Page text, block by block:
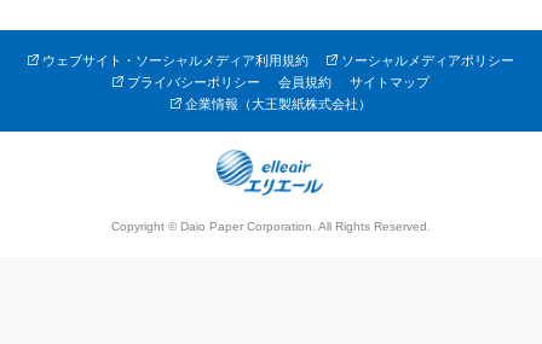
ウェブサイト・ソーシャルメディア利用規約
ソーシャルメディアポリシー
プライバシーポリシー
会員規約
サイトマップ
企業情報（大王製紙株式会社）
Copyright © Daio Paper Corporation. All Rights Reserved.